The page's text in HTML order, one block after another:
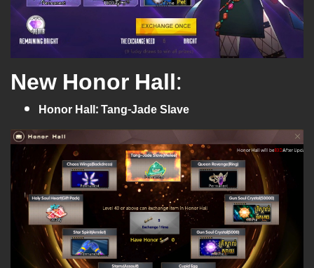
New Honor Hall:
Honor Hall: Tang-Jade Slave